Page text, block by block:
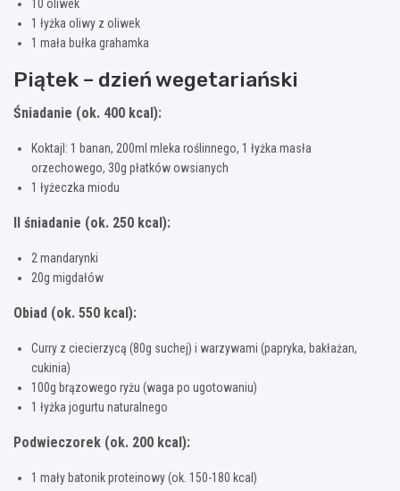
10 oliwek
1 łyżka oliwy z oliwek
1 mała bułka grahamka
Piątek – dzień wegetariański
Śniadanie (ok. 400 kcal):
Koktajl: 1 banan, 200ml mleka roślinnego, 1 łyżka masła
orzechowego, 30g płatków owsianych
1 łyżeczka miodu
II śniadanie (ok. 250 kcal):
2 mandarynki
20g migdałów
Obiad (ok. 550 kcal):
Curry z ciecierzycą (80g suchej) i warzywami (papryka, bakłażan,
cukinia)
100g brązowego ryżu (waga po ugotowaniu)
1 łyżka jogurtu naturalnego
Podwieczorek (ok. 200 kcal):
1 mały batonik proteinowy (ok. 150-180 kcal)